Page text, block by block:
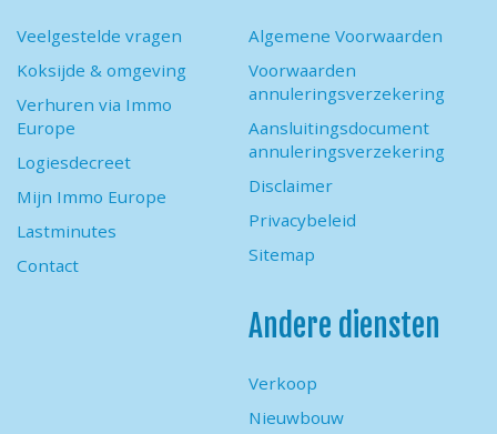
Veelgestelde vragen
Koksijde & omgeving
Verhuren via Immo
Europe
Logiesdecreet
Mijn Immo Europe
Lastminutes
Contact
Algemene Voorwaarden
Voorwaarden
annuleringsverzekering
Aansluitingsdocument
annuleringsverzekering
Disclaimer
Privacybeleid
Sitemap
Andere diensten
Verkoop
Nieuwbouw